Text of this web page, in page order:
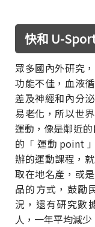
快和 U-
眾多國內外研究
功能不佳，血液
差及神經和內分
易老化，所以世
運動，像是鄰近
的「 運動 point
辦的運動課程，
取在地名產，或
品的方式，鼓勵
況，還有研究數
人，一年平均減